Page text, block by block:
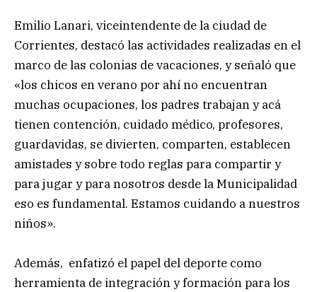
Emilio Lanari, viceintendente de la ciudad de
Corrientes, destacó las actividades realizadas en el
marco de las colonias de vacaciones, y señaló que
«los chicos en verano por ahí no encuentran
muchas ocupaciones, los padres trabajan y acá
tienen contención, cuidado médico, profesores,
guardavidas, se divierten, comparten, establecen
amistades y sobre todo reglas para compartir y
para jugar y para nosotros desde la Municipalidad
eso es fundamental. Estamos cuidando a nuestros
niños».
Además, enfatizó el papel del deporte como
herramienta de integración y formación para los